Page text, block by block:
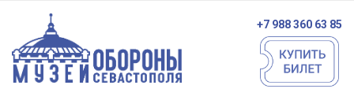
+7 988 360 63 85